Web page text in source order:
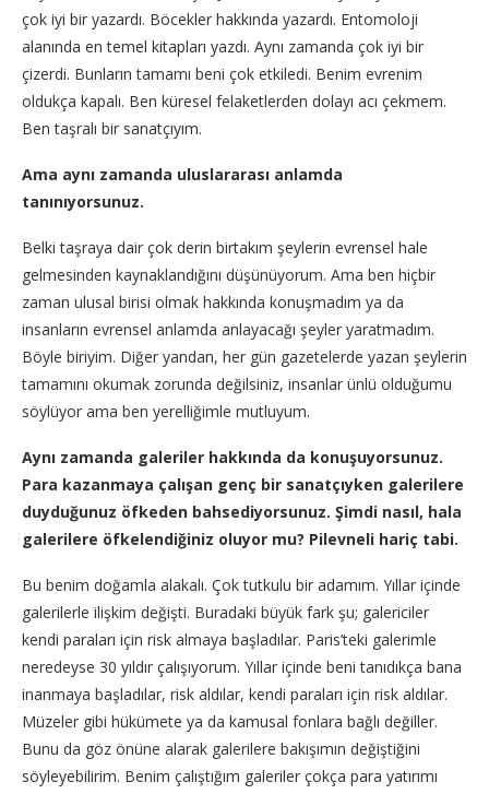
çok iyi bir yazardı. Böcekler hakkında yazardı. Entomoloji
alanında en temel kitapları yazdı. Aynı zamanda çok iyi bir
çizerdi. Bunların tamamı beni çok etkiledi. Benim evrenim
oldukça kapalı. Ben küresel felaketlerden dolayı acı çekmem.
Ben taşralı bir sanatçıyım.
Ama aynı zamanda uluslararası anlamda
tanınıyorsunuz.
Belki taşraya dair çok derin birtakım şeylerin evrensel hale
gelmesinden kaynaklandığını düşünüyorum. Ama ben hiçbir
zaman ulusal birisi olmak hakkında konuşmadım ya da
insanların evrensel anlamda anlayacağı şeyler yaratmadım.
Böyle biriyim. Diğer yandan, her gün gazetelerde yazan şeylerin
tamamını okumak zorunda değilsiniz, insanlar ünlü olduğumu
söylüyor ama ben yerelliğimle mutluyum.
Aynı zamanda galeriler hakkında da konuşuyorsunuz.
Para kazanmaya çalışan genç bir sanatçıyken galerilere
duyduğunuz öfkeden bahsediyorsunuz. Şimdi nasıl, hala
galerilere öfkelendiğiniz oluyor mu? Pilevneli hariç tabi.
Bu benim doğamla alakalı. Çok tutkulu bir adamım. Yıllar içinde
galerilerle ilişkim değişti. Buradaki büyük fark şu; galericiler
kendi paraları için risk almaya başladılar. Paris’teki galerimle
neredeyse 30 yıldır çalışıyorum. Yıllar içinde beni tanıdıkça bana
inanmaya başladılar, risk aldılar, kendi paraları için risk aldılar.
Müzeler gibi hükümete ya da kamusal fonlara bağlı değiller.
Bunu da göz önüne alarak galerilere bakışımın değiştiğini
söyleyebilirim. Benim çalıştığım galeriler çokça para yatırımı